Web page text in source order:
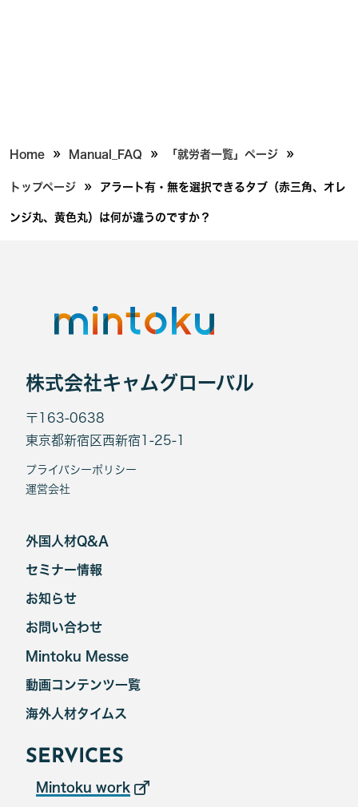
Home » Manual_FAQ » 「就労者一覧」ページ »
トップページ » アラート有・無を選択できるタブ（赤三角、オレ
ンジ丸、黄色丸）は何が違うのですか？
株式会社キャムグローバル
〒163-0638
東京都新宿区西新宿1-25-1
プライバシーポリシー
運営会社
外国人材Q&A
セミナー情報
お知らせ
お問い合わせ
Mintoku Messe
海外人材タイムス
動画コンテンツ一覧
SERVICES
Mintoku work